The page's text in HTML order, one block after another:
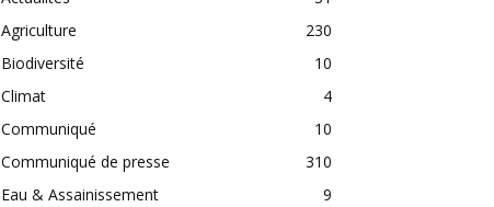
Agriculture
230
Biodiversité
10
Climat
4
Communiqué
10
Communiqué de presse
310
Eau & Assainissement
9